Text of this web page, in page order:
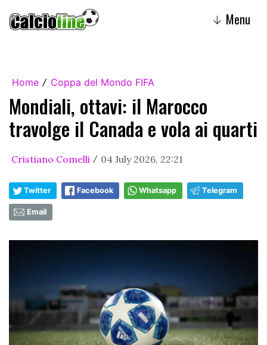
↓ Menu
Home / Coppa del Mondo FIFA
Mondiali, ottavi: il Marocco
travolge il Canada e vola ai quarti
Cristiano Comelli / 04 July 2026, 22:21
Twitter Facebook Whatsapp Telegram
Email